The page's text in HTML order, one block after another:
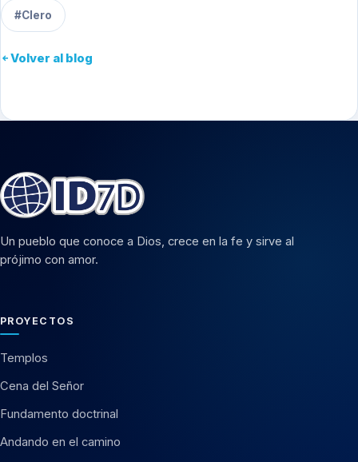
#Clero
Volver al blog
Un pueblo que conoce a Dios, crece en la fe y sirve al
prójimo con amor.
PROYECTOS
Templos
Cena del Señor
Fundamento doctrinal
Andando en el camino